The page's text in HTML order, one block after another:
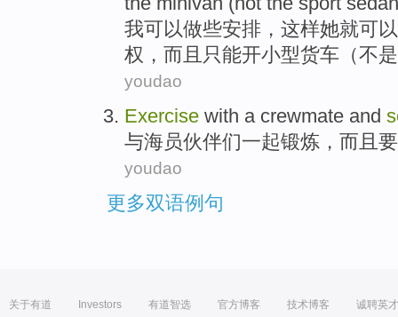
我可以做些安排， 这样她就可
权 ， 而且 只能开小型货车 （不是
youdao
Exercise with a crewmate and
与海员伙伴们一起锻炼 ，而且
youdao
更多双语例句
关于有道 Investors 有道智选 官方博客 技术博客 诚聘英才